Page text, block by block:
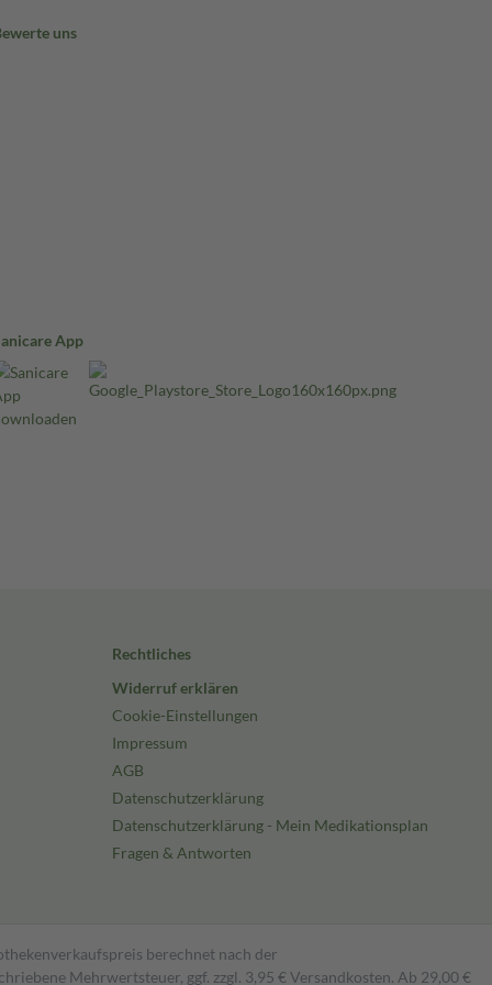
uns
App
Rechtliches
Widerruf erklären
Cookie-Einstellungen
Impressum
AGB
Datenschutzerklärung
Datenschutzerklärung - Mein Medikationsplan
Fragen & Antworten
berechnet nach der
Mehrwertsteuer, ggf. zzgl. 3,95 € Versandkosten. Ab 29,00 €